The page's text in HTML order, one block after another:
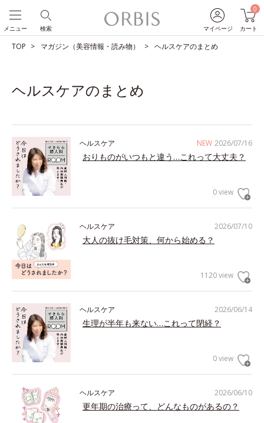
マイページ
0
カート
検索
メニュー
TOP マガジン（美容情報・読み物） ヘルスケアのまとめ
ヘルスケアのまとめ
NEW 2026/07/16
ヘルスケア
おりものがいつもと違う…これって大丈夫？
0 view
2026/07/10
ヘルスケア
大人の抜け毛対策、何から始める？
1120 view
2026/06/14
ヘルスケア
生理が半年も来ない…これって閉経？
0 view
2026/06/10
ヘルスケア
更年期の治療って、どんなものがあるの？